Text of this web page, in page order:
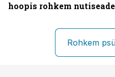
hoopis rohkem
Rohkem